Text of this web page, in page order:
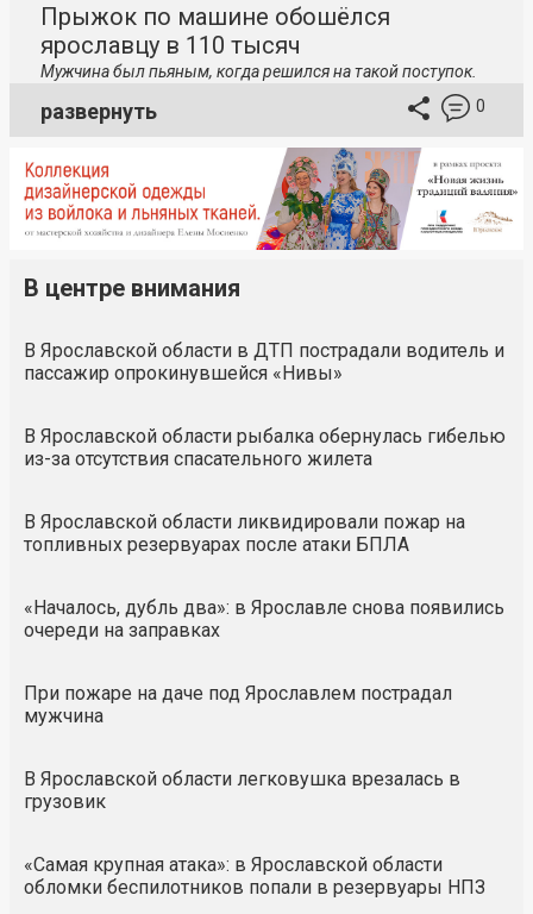
Прыжок по машине обошёлся
ярославцу в 110 тысяч
Мужчина был пьяным, когда решился на такой поступок.
развернуть 0
В центре внимания
В Ярославской области в ДТП пострадали водитель и
пассажир опрокинувшейся «Нивы»
В Ярославской области рыбалка обернулась гибелью
из-за отсутствия спасательного жилета
В Ярославской области ликвидировали пожар на
топливных резервуарах после атаки БПЛА
«Началось, дубль два»: в Ярославле снова появились
очереди на заправках
При пожаре на даче под Ярославлем пострадал
мужчина
В Ярославской области легковушка врезалась в
грузовик
«Самая крупная атака»: в Ярославской области
обломки беспилотников попали в резервуары НПЗ